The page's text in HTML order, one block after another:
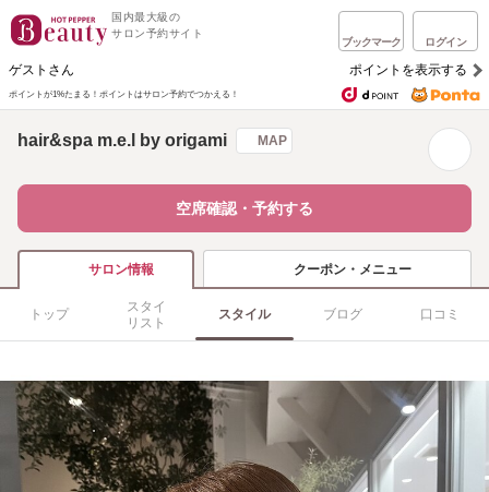
国内最大級の
サロン予約サイト
ブックマーク ログイン
ゲストさん ポイントを表示する
ポイントが1%たまる！ ポイントはサロン予約でつかえる！
hair&spa m.e.l by origami MAP
空席確認・予約する
サロン情報 クーポン・メニュー
トップ
スタイ
リスト
スタイル ブログ 口コミ